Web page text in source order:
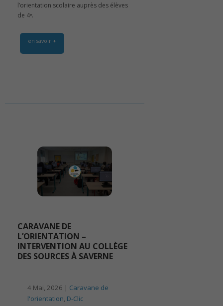
l’orientation scolaire auprès des élèves
de 4ᵉ.
en savoir +
CARAVANE DE
L’ORIENTATION –
INTERVENTION AU COLLÈGE
DES SOURCES À SAVERNE
4 Mai, 2026 | Caravane de
l'orientation D-Clic